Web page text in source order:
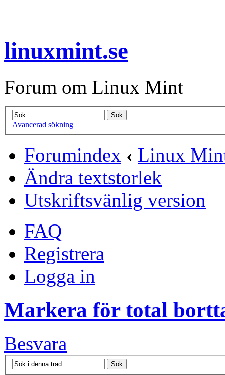
linuxmint.se
Forum om Linux Mint
Avancerad sökning
Forumindex ‹ Linux
Ändra textstorlek
Utskriftsvänlig version
FAQ
Registrera
Logga in
Markera för total
Besvara